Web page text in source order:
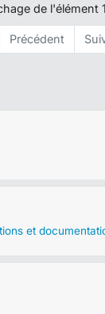
de l'élément
Précédent
et